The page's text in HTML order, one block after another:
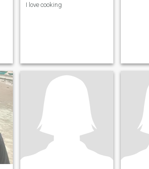
I love cooking